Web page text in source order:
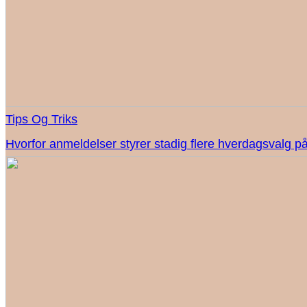
Tips Og Triks
Hvorfor anmeldelser styrer stadig flere hverdagsvalg